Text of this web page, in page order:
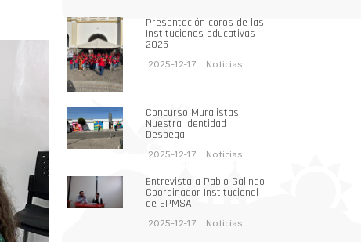
Presentación coros de las
Instituciones educativas
2025
2025-12-17 Noticias
Concurso Muralistas
Nuestra Identidad
Despega
2025-12-17 Noticias
Entrevista a Pablo Galindo
Coordinador Institucional
de EPMSA
2025-12-17 Noticias